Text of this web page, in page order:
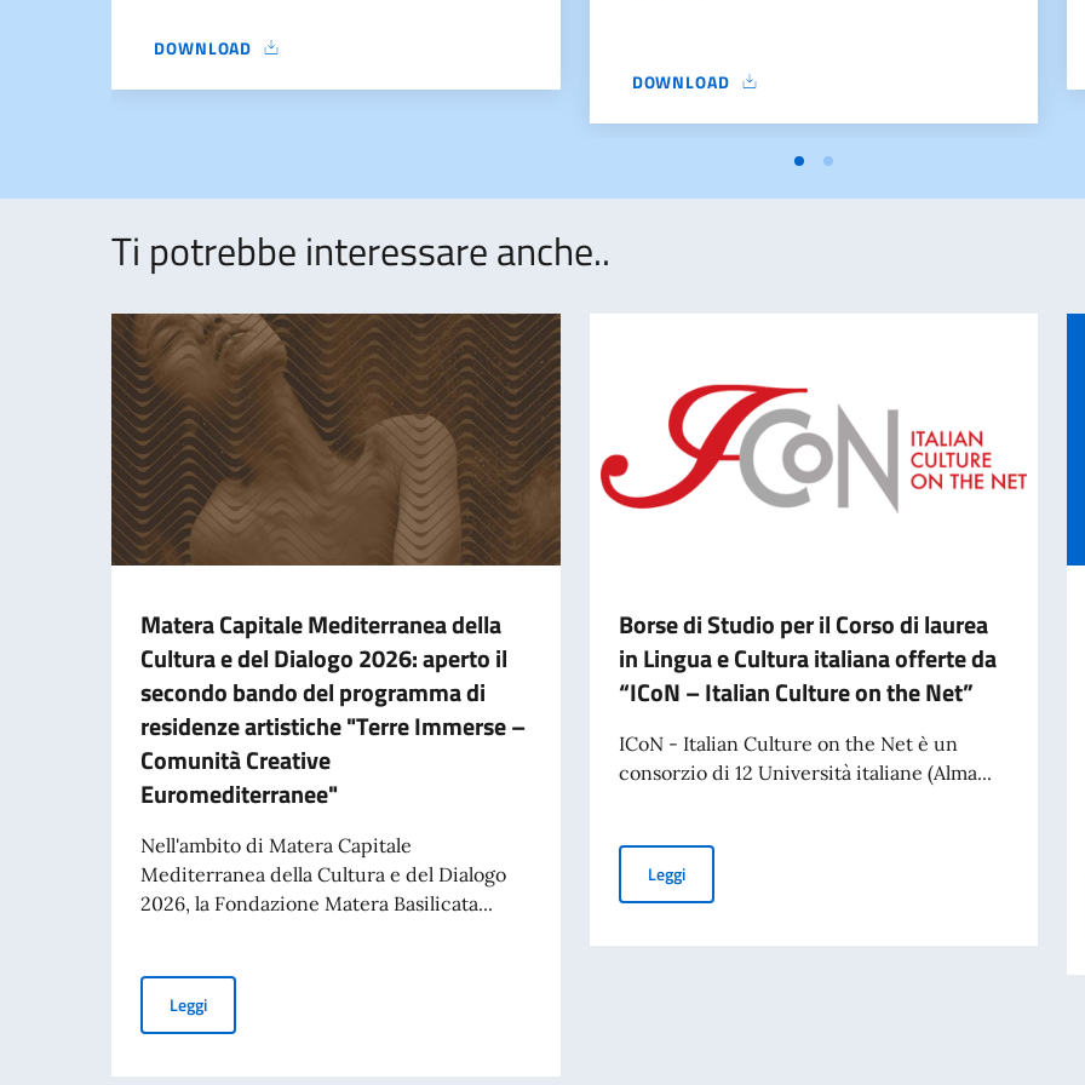
DOWNLOAD
AVVISO PUBBLICO PREMIO NATURA NATURANS NATURATA – RABAT – III EDIZIONE 2026 (1)
DOWNLOAD
APPEL A CANDIDATURES – PRIX
Ti potrebbe interessare anche..
Matera Capitale Mediterranea della
Cultura e del Dialogo 2026: aperto il
secondo bando del programma di
residenze artistiche "Terre Immerse –
Comunità Creative
Euromediterranee"
Nell'ambito di Matera Capitale
Mediterranea della Cultura e del Dialogo
2026, la Fondazione Matera Basilicata...
LeggiMatera Capitale Mediterranea della Cultura e del Dialogo 2026: aperto il secondo bando del programma di residenze
Borse di Studio per il Corso di laurea
in Lingua e Cultura italiana offerte da
“ICoN – Italian Culture on the Net”
ICoN - Italian Culture on the Net è un
consorzio di 12 Università italiane (Alma...
LeggiBorse di Studio per il Corso di laurea in Lingua e